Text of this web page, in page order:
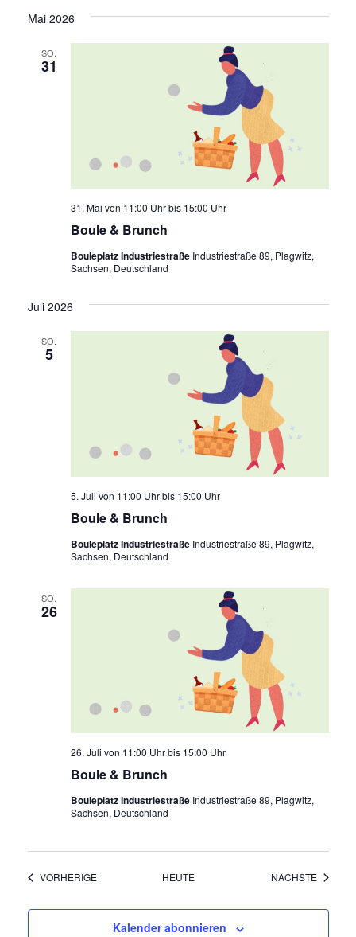
Mai 2026
SO.
31
Boule & Brunch
31. Mai von 11:00 Uhrbis 15:00 Uhr
Bouleplatz Industriestraße Industriestraße 89, Plagwitz,
Sachsen, Deutschland
Juli 2026
SO.
5
Boule & Brunch
5. Juli von 11:00 Uhrbis 15:00 Uhr
Bouleplatz Industriestraße Industriestraße 89, Plagwitz,
Sachsen, Deutschland
SO.
26
Boule & Brunch
26. Juli von 11:00 Uhrbis 15:00 Uhr
Bouleplatz Industriestraße Industriestraße 89, Plagwitz,
Sachsen, Deutschland
VORHERIGEVERANSTALTUNGEN
HEUTE NÄCHSTE
Kalender abonnieren